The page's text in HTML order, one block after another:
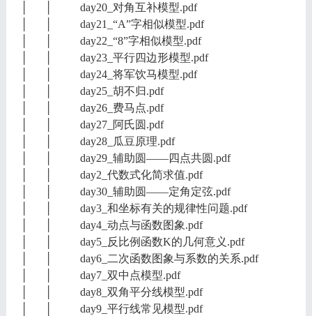
│ │ day20_对角互补模型.pdf
│ │ day21_“A”字相似模型.pdf
│ │ day22_“8”字相似模型.pdf
│ │ day23_平行四边形模型.pdf
│ │ day24_将军饮马模型.pdf
│ │ day25_胡不归.pdf
│ │ day26_费马点.pdf
│ │ day27_阿氏圆.pdf
│ │ day28_瓜豆原理.pdf
│ │ day29_辅助圆——四点共圆.pdf
│ │ day2_代数式化简求值.pdf
│ │ day30_辅助圆——定角定弦.pdf
│ │ day3_和坐标有关的规律性问题.pdf
│ │ day4_动点与函数图象.pdf
│ │ day5_反比例函数K的几何意义.pdf
│ │ day6_二次函数图象与系数的关系.pdf
│ │ day7_双中点模型.pdf
│ │ day8_双角平分线模型.pdf
│ │ day9_平行线常见模型.pdf